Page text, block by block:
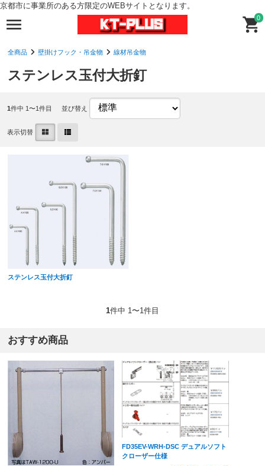
京都市に事業所のある方限定のWEBサイトとなります。
0
全商品 壁掛けフック・吊金物 線材吊金物
ステンレス玉付大折釘
1件中 1〜1件目 並び替え
表示切替
ステンレス玉付大折釘
1件中 1〜1件目
おすすめ商品
FD35EV-WRH-DSC デュアルソフト
クローザー仕様